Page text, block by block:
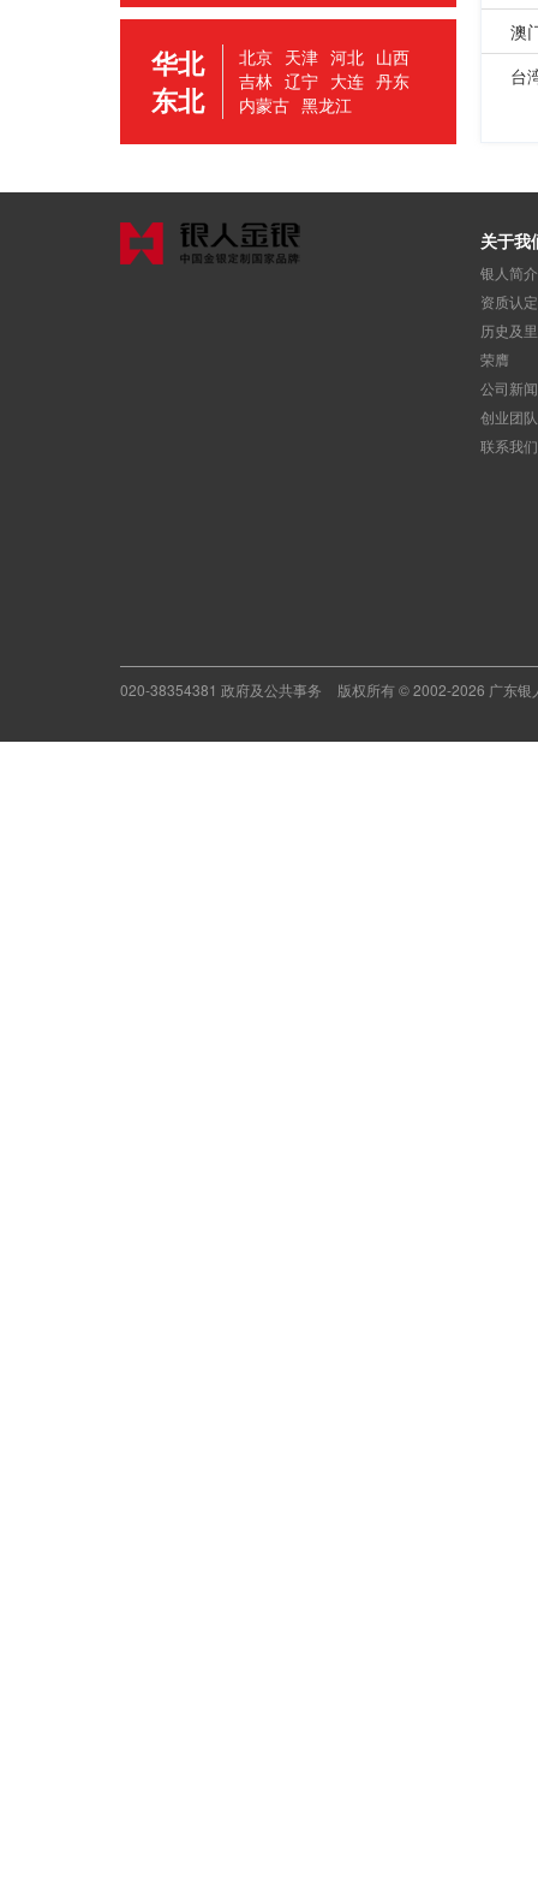
华北
东北
北京 天津 河北 山西
吉林 辽宁 大连 丹东
内蒙古 黑龙江
澳
台
关于我
银人简介
资质认定
历史及
荣膺
公司新
创业团队
联系我们
020-38354381 政府及公共事务 版权所有 © 2002-2026 广东银